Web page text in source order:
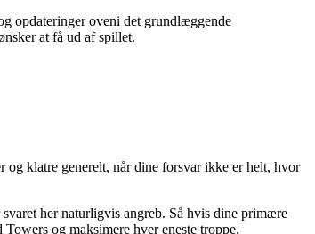
opdateringer oveni det grundlæggende
at få ud af spillet.
og klatre generelt, når dine forsvar ikke er helt, hvor
her naturligvis angreb. Så hvis dine primære
og maksimere hver eneste troppe.